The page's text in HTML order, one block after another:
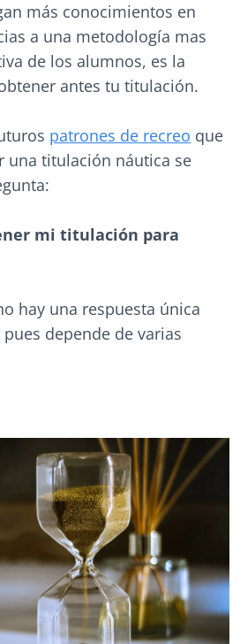
más conocimientos en
a una metodología mas
de los alumnos, es la
antes tu titulación.
patrones de recreo que
una titulación náutica se
mi titulación para
hay una respuesta única
depende de varias